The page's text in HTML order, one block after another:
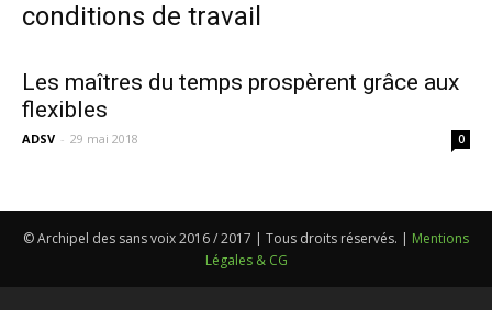
voix
conditions de travail
Les maîtres du temps prospèrent grâce aux
flexibles
ADSV - 29 mai 2018 0
© Archipel des sans voix 2016 / 2017 | Tous droits réservés. | Mentions
Légales & CG